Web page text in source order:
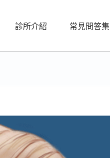
診所介紹 常見問答集